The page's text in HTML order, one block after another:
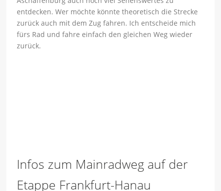
entdecken. Wer möchte könnte theoretisch die Strecke
zurück auch mit dem Zug fahren. Ich entscheide mich
fürs Rad und fahre einfach den gleichen Weg wieder
zurück.
Infos zum Mainradweg auf der
Etappe Frankfurt-Hanau